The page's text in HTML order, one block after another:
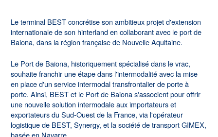
Le terminal BEST concrétise son ambitieux projet d'extension
internationale de son hinterland en collaborant avec le port de
Baiona, dans la région française de Nouvelle Aquitaine.
Le Port de Baiona, historiquement spécialisé dans le vrac,
souhaite franchir une étape dans l'intermodalité avec la mise
en place d'un service intermodal transfrontalier de porte à
porte. Ainsi, BEST et le Port de Baiona s'associent pour offrir
une nouvelle solution intermodale aux importateurs et
exportateurs du Sud-Ouest de la France, via l'opérateur
logistique de BEST, Synergy, et la société de transport GIMEX,
basée en Navarre.